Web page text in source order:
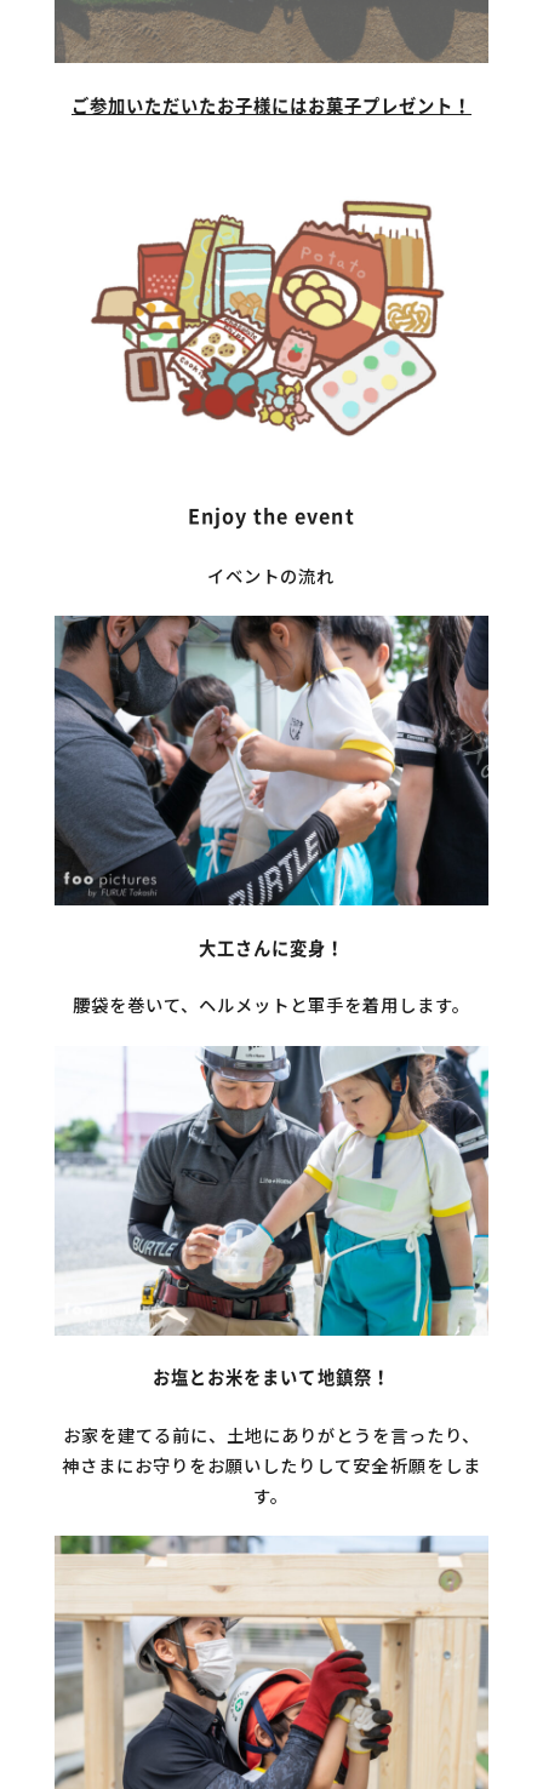
ご参加いただいたお子様にはお菓子プレゼント！
Enjoy the event
イベントの流れ
大工さんに変身！
腰袋を巻いて、ヘルメットと軍手を着用します。
お塩とお米をまいて地鎮祭！
お家を建てる前に、土地にありがとうを言ったり、
神さまにお守りをお願いしたりして安全祈願をしま
す。